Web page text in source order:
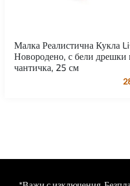
Малка Реалистична Кукла
Новородено, с бели дрешки
чантичка, 25 см